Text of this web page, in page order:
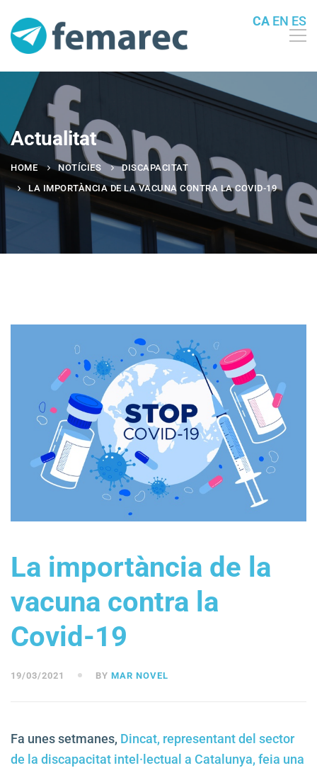
Actualitat
HOME NOTÍCIES
DISCAPACITAT
LA IMPORTÀNCIA DE LA VACUNA CONTRA LA COVID-19
La importància de la
vacuna contra la
Covid-19
19/03/2021 BY MAR NOVEL
Fa unes setmanes, Dincat, representant del sector
de la discapacitat intel·lectual a Catalunya, feia una
CA EN ES